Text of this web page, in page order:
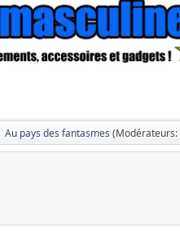
Au pays des fantasmes (Modérateurs: